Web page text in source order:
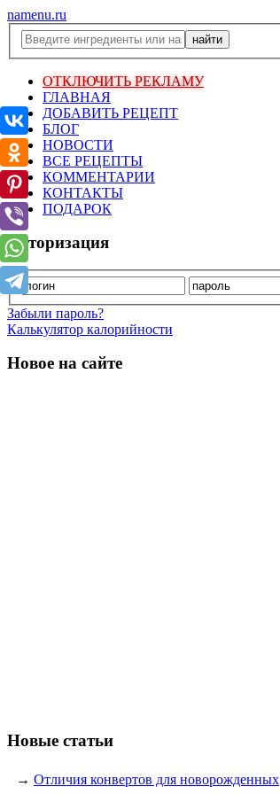
namenu.ru
ОТКЛЮЧИТЬ РЕКЛАМУ
ГЛАВНАЯ
ДОБАВИТЬ РЕЦЕПТ
БЛОГ
НОВОСТИ
ВСЕ РЕЦЕПТЫ
КОММЕНТАРИИ
КОНТАКТЫ
ПОДАРОК
Авторизация
Забыли пароль?
Калькулятор калорийности
Новое на сайте
Новые статьи
→ Отличия конвертов для новорожденных